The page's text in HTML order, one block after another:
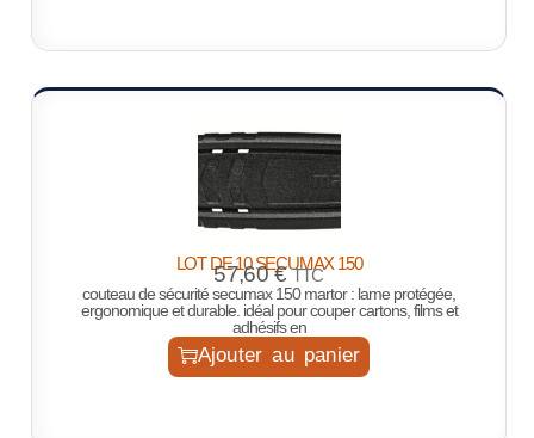
LOT DE 10 SECUMAX 150
57,60€ TTC
couteau de sécurité secumax 150 martor : lame protégée,
ergonomique et durable. idéal pour couper cartons, films et
adhésifs en
Ajouter au panier